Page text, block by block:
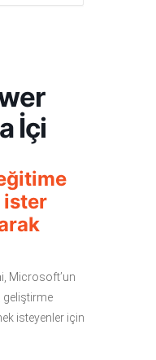
İçi
ister
Microsoft’un
isteyenler için